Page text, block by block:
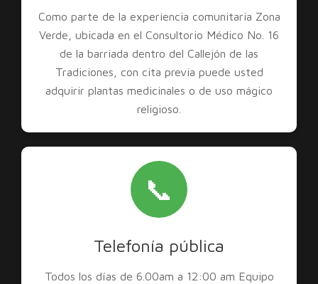
Como parte de la experiencia comunitaria Zona
Verde, ubicada en el Consultorio Médico No. 16
de la barriada dentro del Callejón de las
Tradiciones, con cita previa puede usted
adquirir plantas medicinales o de uso mágico
religioso.
📞
Telefonía pública
Todos los días de 6.00am a 12:00 am Equipo